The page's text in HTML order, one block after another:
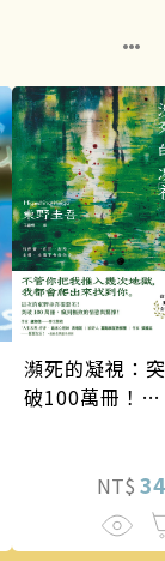
瀕死的凝視：突
破100萬冊！這
的情慾與驚悚！
NT$